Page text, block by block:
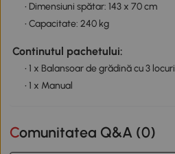
• Dimensiuni spătar: 143 x 70 cm
• Capacitate: 240 kg
Continutul pachetului:
• 1 x Balansoar de grădină cu 3 locuri
• 1 x Manual
Comunitatea Q&A (0)